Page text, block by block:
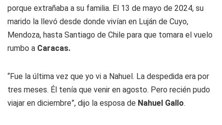
porque extrañaba a su familia. El 13 de mayo de 2024, su
marido la llevó desde donde vivían en Luján de Cuyo,
Mendoza, hasta Santiago de Chile para que tomara el vuelo
rumbo a Caracas.
“Fue la última vez que yo vi a Nahuel. La despedida era por
tres meses. Él tenía que venir en agosto. Pero recién pudo
viajar en diciembre”, dijo la esposa de Nahuel Gallo.